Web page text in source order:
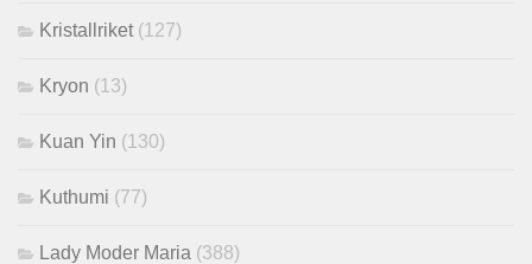
Kristallriket (127)
Kryon (13)
Kuan Yin (130)
Kuthumi (77)
Lady Moder Maria (388)